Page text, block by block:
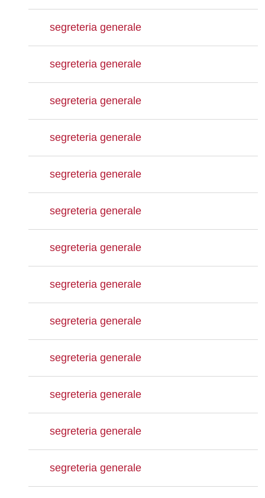
segreteria generale
segreteria generale
segreteria generale
segreteria generale
segreteria generale
segreteria generale
segreteria generale
segreteria generale
segreteria generale
segreteria generale
segreteria generale
segreteria generale
segreteria generale